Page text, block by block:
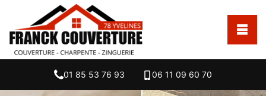
01 85 53 76 93 06 11 09 60 70